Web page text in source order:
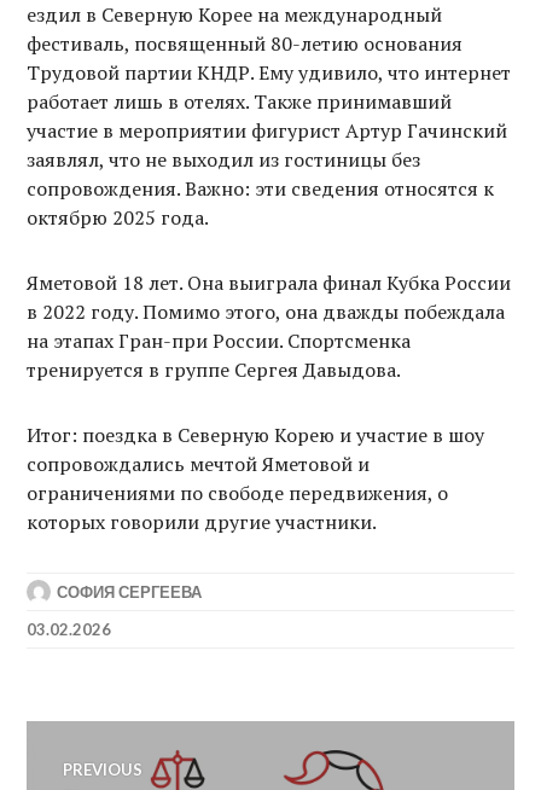
ездил в Северную Корее на международный
фестиваль, посвященный 80-летию основания
Трудовой партии КНДР. Ему удивило, что интернет
работает лишь в отелях. Также принимавший
участие в мероприятии фигурист Артур Гачинский
заявлял, что не выходил из гостиницы без
сопровождения. Важно: эти сведения относятся к
октябрю 2025 года.
Яметовой 18 лет. Она выиграла финал Кубка России
в 2022 году. Помимо этого, она дважды побеждала
на этапах Гран-при России. Спортсменка
тренируется в группе Сергея Давыдова.
Итог: поездка в Северную Корею и участие в шоу
сопровождались мечтой Яметовой и
ограничениями по свободе передвижения, о
которых говорили другие участники.
СОФИЯ СЕРГЕЕВА
03.02.2026
Post
PREVIOUS